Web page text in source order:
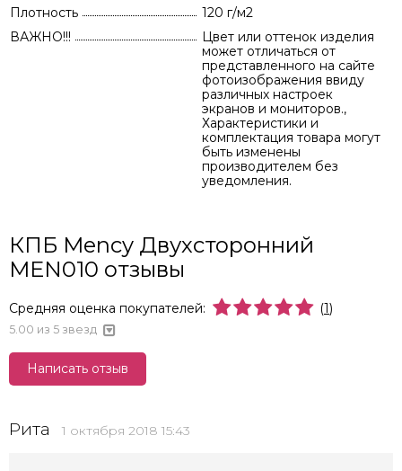
Плотность
120 г/м2
ВАЖНО!!!
Цвет или оттенок изделия
может отличаться от
представленного на сайте
фотоизображения ввиду
различных настроек
экранов и мониторов.,
Характеристики и
комплектация товара могут
быть изменены
производителем без
уведомления.
КПБ Mency Двухсторонний
MEN010 отзывы
Средняя оценка покупателей: (1)
5.00 из 5 звезд
Написать отзыв
Рита 1 октября 2018 15:43